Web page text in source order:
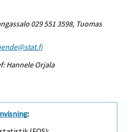
029 551 3598, Tuomas
Hannele Orjala
: